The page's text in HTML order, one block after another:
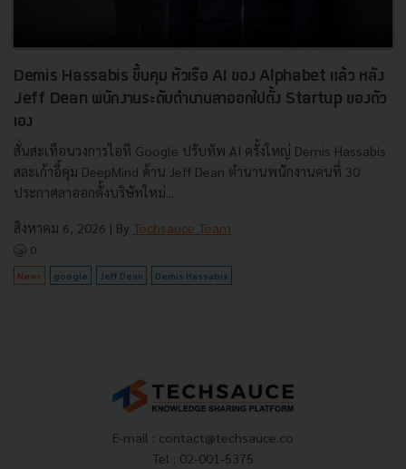
Demis Hassabis ขึ้นคุม หัวเรือ AI ของ Alphabet แล้ว หลัง
Jeff Dean พนักงานระดับตำนานลาออกไปตั้ง Startup ของตัว
เอง
สั่นสะเทือนวงการไอที Google ปรับทัพ AI ครั้งใหญ่ Demis Hassabis
สละเก้าอี้คุม DeepMind ด้าน Jeff Dean ตำนานพนักงานคนที่ 30
ประกาศลาออกตั้งบริษัทใหม่...
สิงหาคม 6, 2026 | By Techsauce Team
0
News google Jeff Dean Demis Hassabis
E-mail : contact@techsauce.co
Tel : 02-001-5375